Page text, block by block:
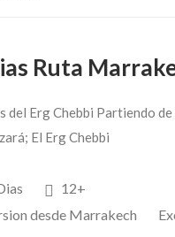
Ruta
del Erg Chebbi Partiendo
El Erg Chebbi
12+
desde Marrakech